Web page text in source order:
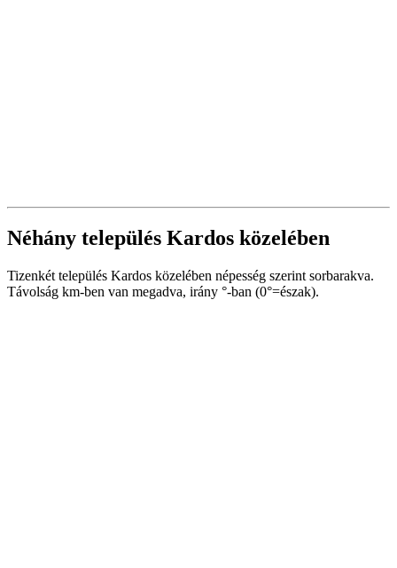
Néhány település Kardos közelében
Tizenkét település Kardos közelében népesség szerint sorbarakva.
Távolság km-ben van megadva, irány °-ban (0°=észak).